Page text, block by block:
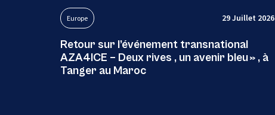
Europe 29 Juillet 2026
Retour sur l’événement transnational
AZA4ICE – Deux rives , un avenir bleu » , à
Tanger au Maroc